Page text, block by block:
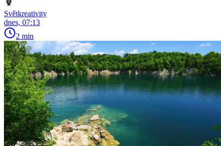
Světkreativity
dnes, 07:13
2 min